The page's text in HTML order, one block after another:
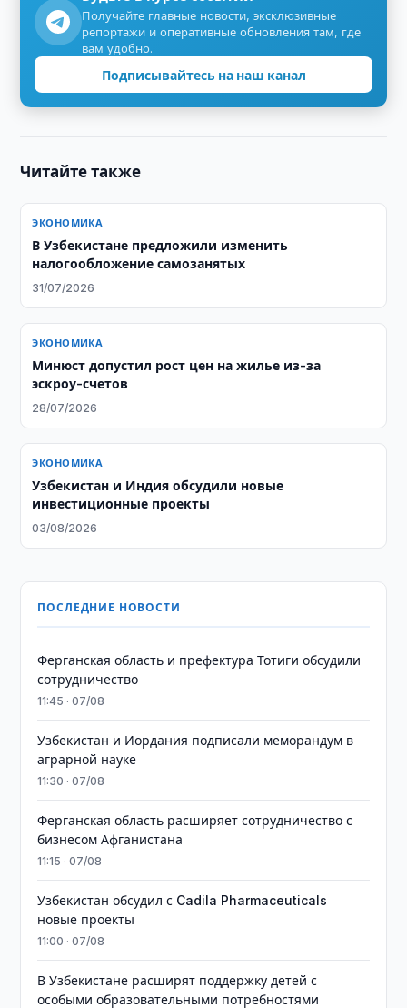
Получайте главные новости, эксклюзивные
репортажи и оперативные обновления там, где
вам удобно.
Подписывайтесь на наш канал
Читайте также
ЭКОНОМИКА
В Узбекистане предложили изменить
налогообложение самозанятых
31/07/2026
ЭКОНОМИКА
Минюст допустил рост цен на жилье из-за
эскроу-счетов
28/07/2026
ЭКОНОМИКА
Узбекистан и Индия обсудили новые
инвестиционные проекты
03/08/2026
ПОСЛЕДНИЕ НОВОСТИ
Ферганская область и префектура Тотиги обсудили
сотрудничество
11:45 · 07/08
Узбекистан и Иордания подписали меморандум в
аграрной науке
11:30 · 07/08
Ферганская область расширяет сотрудничество с
бизнесом Афганистана
11:15 · 07/08
Узбекистан обсудил с Cadila Pharmaceuticals
новые проекты
11:00 · 07/08
В Узбекистане расширят поддержку детей с
особыми образовательными потребностями